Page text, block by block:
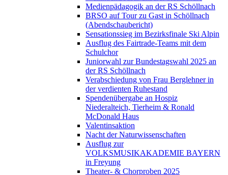
Medienpädagogik an der RS Schöllnach
BRSO auf Tour zu Gast in Schöllnach
(Abendschaubericht)
Sensationssieg im Bezirksfinale Ski Alpin
Ausflug des Fairtrade-Teams mit dem
Schulchor
Juniorwahl zur Bundestagswahl 2025 an
der RS Schöllnach
Verabschiedung von Frau Berglehner in
der verdienten Ruhestand
Spendenübergabe an Hospiz
Niederalteich, Tierheim & Ronald
McDonald Haus
Valentinsaktion
Nacht der Naturwissenschaften
Ausflug zur
VOLKSMUSIKAKADEMIE BAYERN
in Freyung
Theater- & Chorproben 2025